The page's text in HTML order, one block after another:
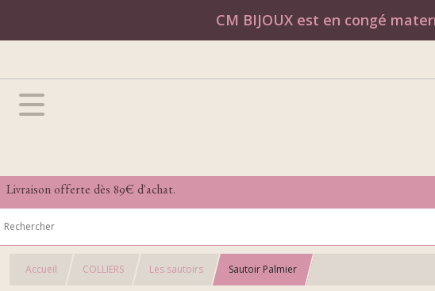
CM BIJOUX est en congé
Livraison offerte dès 89€ d'achat.
Accueil COLLIERS Les sautoirs Sautoir Palmier